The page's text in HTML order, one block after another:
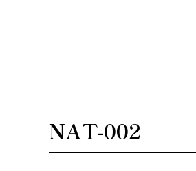
NAT-002